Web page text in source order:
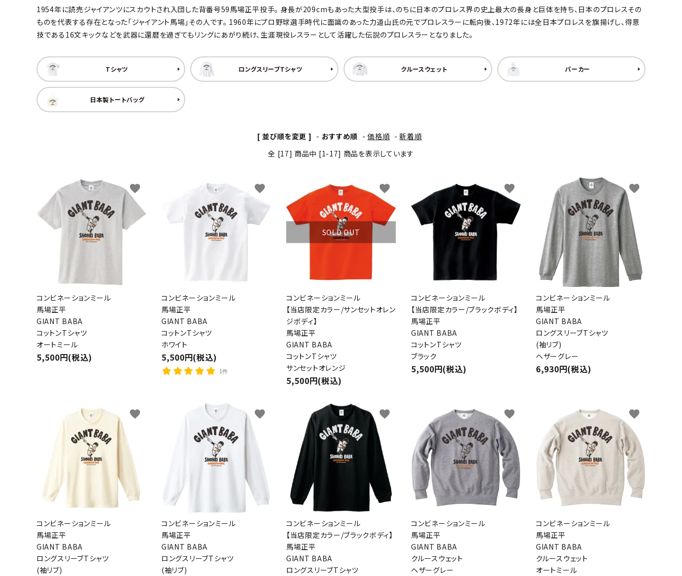
キャンベル料理長 湘南のわんこディオゴくん
1954年に読売ジャイアンツにスカウトされ入団した背番号59馬場正平投手。 身長が209cmもあった大型投手は、のちに日本のプロレス界の史上最大の長身と巨体を持ち、日本のプロレスその
ものを代表する存在となった「ジャイアント馬場」その人です。 1960年にプロ野球選手時代に面識のあった力道山氏の元でプロレスラーに転向後、1972年には全日本プロレスを旗揚げし、得意
技である16文キックなどを武器に還暦を過ぎてもリングにあがり続け、生涯現役レスラーとして活躍した伝説のプロレスラーとなりました。
Tシャツ ロングスリーブTシャツ クルースウェット パーカー
日本製トートバッグ
[ 並び順を変更 ] - おすすめ順 -価格順 -新着順
全 [17] 商品中 [1-17] 商品を表示しています
コンビネーションミール
馬場正平
GIANT BABA
コットンTシャツ
オートミール
5,500円(税込)
favorite
コンビネーションミール
馬場正平
GIANT BABA
コットンTシャツ
ホワイト
5,500円(税込)
1件
favorite
SOLD OUT
コンビネーションミール
【当店限定カラー/サンセットオレン
ジボディ】
馬場正平
GIANT BABA
コットンTシャツ
サンセットオレンジ
5,500円(税込)
favorite
コンビネーションミール
【当店限定カラー/ブラックボディ】
馬場正平
GIANT BABA
コットンTシャツ
ブラック
5,500円(税込)
favorite
コンビネーションミール
馬場正平
GIANT BABA
ロングスリーブTシャツ
(袖リブ)
ヘザーグレー
6,930円(税込)
favorite
コンビネーションミール
馬場正平
GIANT BABA
ロングスリーブTシャツ
(袖リブ)
favorite
コンビネーションミール
馬場正平
GIANT BABA
ロングスリーブTシャツ
(袖リブ)
favorite
コンビネーションミール
【当店限定カラー/ブラックボディ】
馬場正平
GIANT BABA
ロングスリーブTシャツ
favorite
コンビネーションミール
馬場正平
GIANT BABA
クルースウェット
ヘザーグレー
favorite
コンビネーションミール
馬場正平
GIANT BABA
クルースウェット
オートミール
favorite